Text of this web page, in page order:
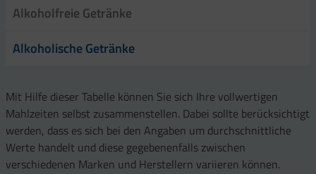
Alkoholfreie Getränke
Alkoholische Getränke
Mit Hilfe dieser Tabelle können Sie sich Ihre vollwertigen
Mahlzeiten selbst zusammenstellen. Dabei sollte berücksichtigt
werden, dass es sich bei den Angaben um durchschnittliche
Werte handelt und diese gegebenenfalls zwischen
verschiedenen Marken und Herstellern variieren können.